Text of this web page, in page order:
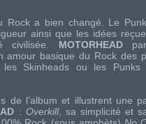
Rocka bien changé. Le
ainsi que les idées
civilisée. MOTORHEAD
amour basique du Rock des
les Skinheads ou les
de l’album et illustrent une
: Overkill, sa simplicité et